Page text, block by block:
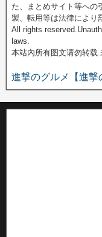
た、まとめサイト等への
製、転用等は法律により
All rights
laws.
本站內所有图文请勿转载
進撃のグルメ【進撃